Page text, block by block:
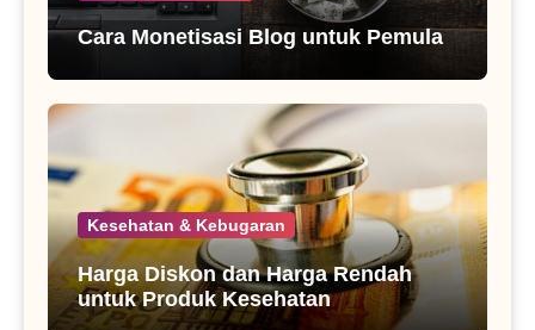
Cara Monetisasi Blog untuk Pemula
Kesehatan & Kebugaran
Harga Diskon dan Harga Rendah
untuk Produk Kesehatan